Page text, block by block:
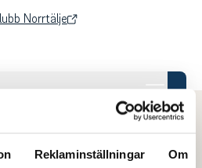
Reklaminställningar Om
Norrtälje